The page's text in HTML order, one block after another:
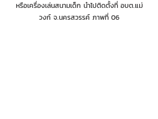
หรือเครื่องเล่นสนามเด็ก นำไปติดตั้งที่ อบต.แม่
วงก์ จ.นครสวรรค์ ภาพที่ 06